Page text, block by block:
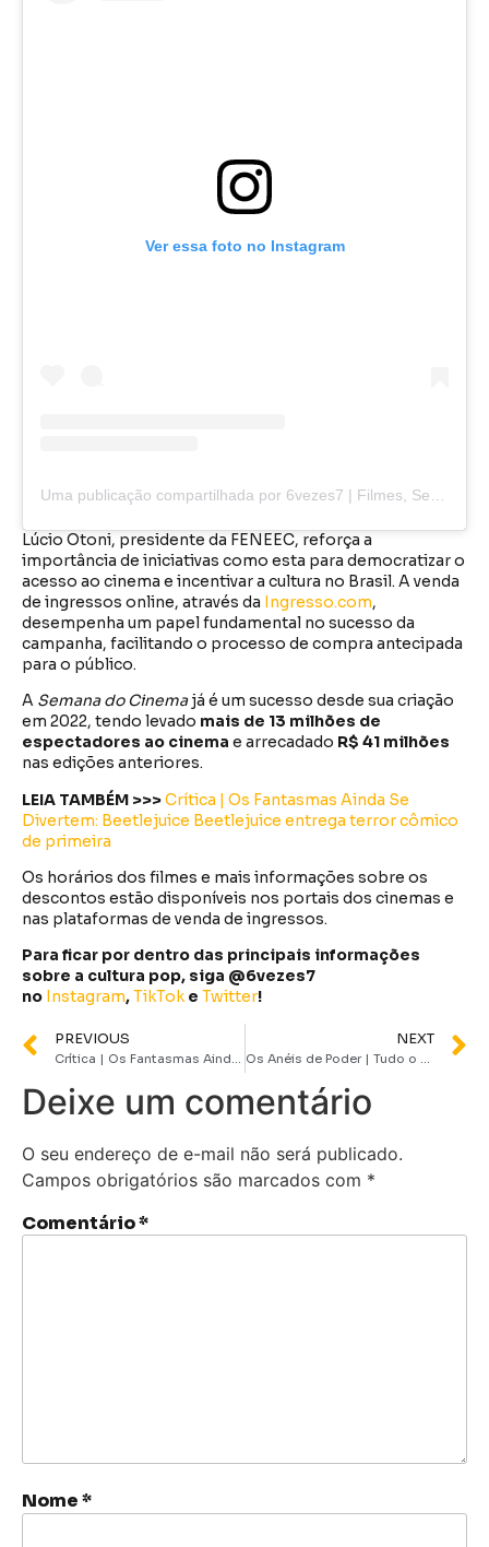
Ver essa foto no Instagram
Lúcio Otoni, presidente da FENEEC, reforça a
importância de iniciativas como esta para democratizar o
acesso ao cinema e incentivar a cultura no Brasil. A venda
de ingressos online, através da Ingresso.com,
desempenha um papel fundamental no sucesso da
campanha, facilitando o processo de compra antecipada
para o público.
A Semana do Cinemajá é um sucesso desde sua criação
em 2022, tendo levado mais de 13 milhões de
espectadores ao cinema e arrecadado R$ 41 milhões
nas edições anteriores.
LEIA TAMBÉM >>>Crítica | Os Fantasmas Ainda Se
Divertem: Beetlejuice Beetlejuice entrega terror cômico
de primeira
Os horários dos filmes e mais informações sobre os
descontos estão disponíveis nos portais dos cinemas e
nas plataformas de venda de ingressos.
Para ficar por dentro das principais informações
sobre a cultura pop, siga @6vezes7
no Instagram,TikToke Twitter!
PREVIOUS
Crítica | Os Fantasmas Ainda Se Divertem: Beetlejuice Beetlejuice entrega terror cômico de primeira
NEXT
Os Anéis de Poder | Tudo o que você precisa saber sobre os elfos de Senhor dos Anéis
Deixe um comentário
O seu endereço de e-mail não será publicado.
Campos obrigatórios são marcados com *
Comentário*
Nome*